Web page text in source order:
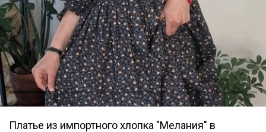
Платье из импортного хлопка "Мелания" в